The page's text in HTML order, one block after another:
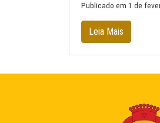
Publicado em 1 de
Leia Mais